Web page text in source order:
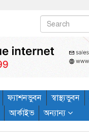
ফ্যাশনভুবন স্বাস্থ্যভুবন
আর্কাইভ অন্যান্য